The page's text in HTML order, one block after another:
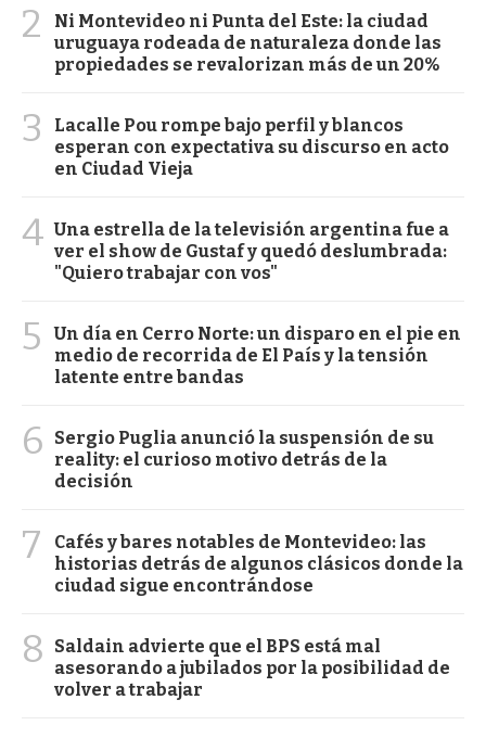
2
Ni Montevideo ni Punta del Este: la ciudad
uruguaya rodeada de naturaleza donde las
propiedades se revalorizan más de un 20%
3
Lacalle Pou rompe bajo perfil y blancos
esperan con expectativa su discurso en acto
en Ciudad Vieja
4 Una estrella de la televisión argentina fue a
ver el show de Gustaf y quedó deslumbrada:
"Quiero trabajar con vos"
5
Un día en Cerro Norte: un disparo en el pie en
medio de recorrida de El País y la tensión
latente entre bandas
6
Sergio Puglia anunció la suspensión de su
reality: el curioso motivo detrás de la
decisión
7
Cafés y bares notables de Montevideo: las
historias detrás de algunos clásicos donde la
ciudad sigue encontrándose
8
Saldain advierte que el BPS está mal
asesorando a jubilados por la posibilidad de
volver a trabajar